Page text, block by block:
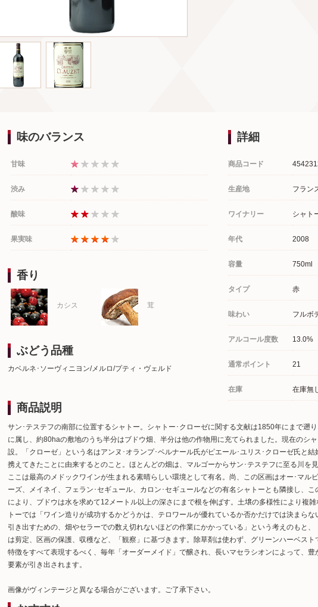
詳細
商品コード
生産地 フラン
ワイナリー シャト
年代 2008
容量 750ml
タイプ 赤
味わい フルボ
アルコール度数 13.0%
通常ポイント 21
在庫 在庫無
味のバランス
甘味
渋み
酸味
果実味
香り
カシス 茸
ぶどう品種
カベルネ･ソーヴィニヨン/メルロ/プティ・ヴェルド
商品説明
サン･テステフの南部に位置するシャトー。シャトー･クローゼに関する文献は1850年にまで遡
に属し、約80haの敷地のうち半分はブドウ畑、半分は他の作物用に充てられました。現在のシ
設。「クローゼ」という名はアンヌ･オランプ･ベルナール氏がピエール･ユリス･クローゼ氏と
携えてきたことに由来するとのこと。ほとんどの畑は、マルゴーからサン･テステフに至る川を
ここは最高のメドックワインが生まれる素晴らしい環境として有名。尚、この区画はオー･マル
ーズ、メイネイ、フェラン･セギュール、カロン･セギュールなどの有名シャトーとも隣接し、
により、ブドウは水を求めて12メートル以上の深さにまで根を伸ばす。土壌の多様性により複
トーでは「ワイン造りが成功するかどうかは、テロワールが優れているか否かだけでは決まら
引き出すための、畑やセラーでの数え切れないほどの作業にかかっている」という考えのもと
は剪定、区画の保護、収穫など、「観察」に基づきます。除草剤は使わず、グリーンハーベス
特徴をすべて表現するべく、毎年「オーダーメイド」で醸され、長いマセラシオンによって、
要素が引き出されます。
画像がヴィンテージと異なる場合がございます。ご了承下さい。